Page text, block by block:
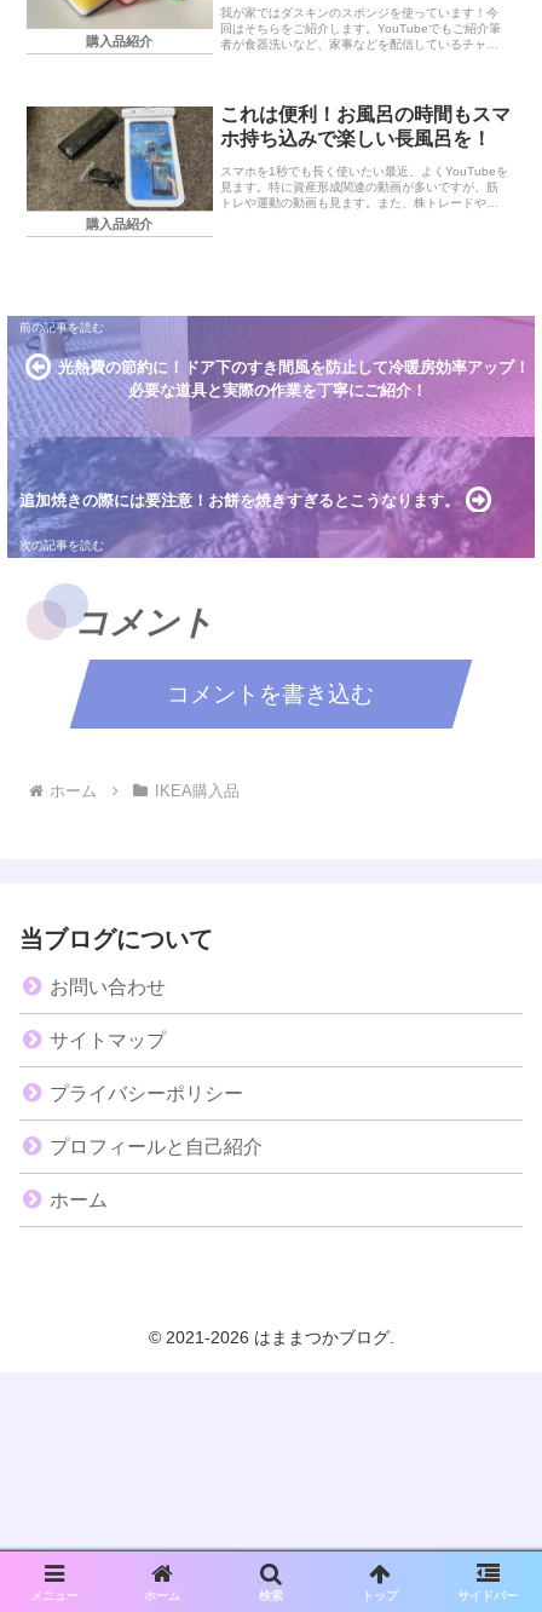
購入品紹介
我が家ではダスキンのスポンジを使っています！今
回はそちらをご紹介します。YouTubeでもご紹介筆
者が食器洗いなど、家事などを配信しているチャン
購入品紹介
これは便利！お風呂の時間もスマ
ホ持ち込みで楽しい長風呂を！
スマホを1秒でも長く使いたい最近、よくYouTubeを
見ます。特に資産形成関連の動画が多いですが、筋
トレや運動の動画も見ます。また、株トレードや調
光熱費の節約に！ドア下のすき間風を防止して冷暖房効率アップ！
必要な道具と実際の作業を丁寧にご紹介！
追加焼きの際には要注意！お餅を焼きすぎるとこうなります。
コメント
コメントを書き込む
ホーム IKEA購入品
当ブログについて
お問い合わせ
サイトマップ
プライバシーポリシー
プロフィールと自己紹介
ホーム
© 2021-2026 はままつかブログ.
メニュー ホーム 検索 トップ サイドバー